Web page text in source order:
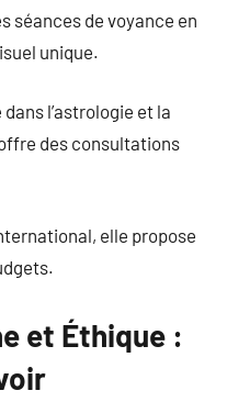
séances de voyance en
unique.
l’astrologie et la
des consultations
elle propose
et Éthique :